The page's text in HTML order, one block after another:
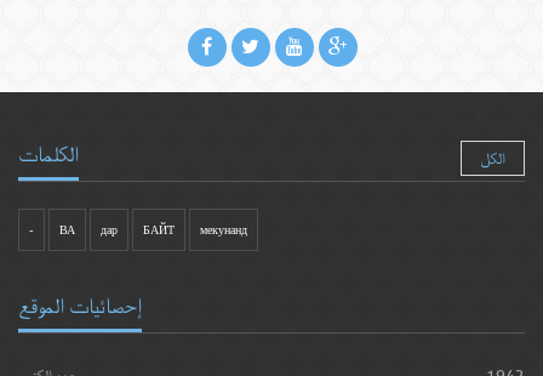
الكلمات الكل
- ВА дар БАЙТ мекунанд
إحصائيات الموقع